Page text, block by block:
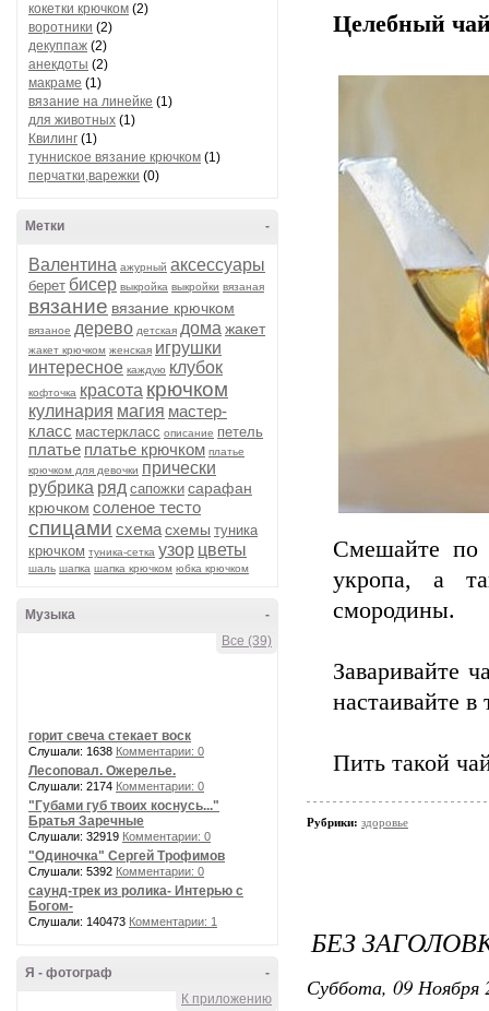
кокетки крючком (2)
воротники (2)
декуппаж (2)
анекдоты (2)
макраме (1)
вязание на линейке (1)
для животных (1)
Квилинг (1)
тунниское вязание крючком (1)
перчатки,варежки (0)
-
Метки
Валентина ажурный аксессуары
берет бисер выкройка выкройки вязаная
вязание вязание крючком
вязаное дерево детская дома жакет
жакет крючком женская игрушки
интересное каждую клубок
кофточка красота крючком
кулинария магия мастер-
класс мастеркласс описание петель
платье платье крючком платье
крючком для девочки прически
рубрика ряд сапожки сарафан
крючком соленое тесто
спицами схемасхемы туника
крючком туника-сетка узор цветы
шаль шапка шапка крючком юбка крючком
-
Музыка
Все (39)
горит свеча стекает воск
Слушали: 1638 Комментарии: 0
Лесоповал. Ожерелье.
Слушали: 2174 Комментарии: 0
"Губами губ твоих коснусь..."
Братья Заречные
Слушали: 32919 Комментарии: 0
"Одиночка" Сергей Трофимов
Слушали: 5392 Комментарии: 0
саунд-трек из ролика- Интерью с
Богом-
Слушали: 140473 Комментарии: 1
-
Я - фотограф
К приложению
Целебный
Смешайте по
укропа, а
смородины.
Заваривайте
настаивайте в
Пить такой
Рубрики: здоровье
БЕЗ
Суббота, 09 Ноября